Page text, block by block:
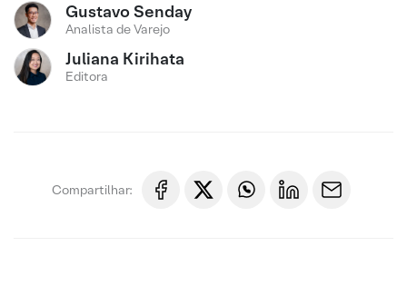
Gustavo Senday
Analista de Varejo
Juliana Kirihata
Editora
Compartilhar: